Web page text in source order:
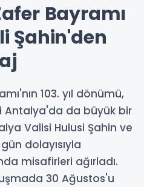
Bayramı
Şahin'den
103. yıl dönümü,
da büyük bir
Valisi Hulusi Şahin ve
dolayısıyla
misafirleri ağırladı.
30 Ağustos'u